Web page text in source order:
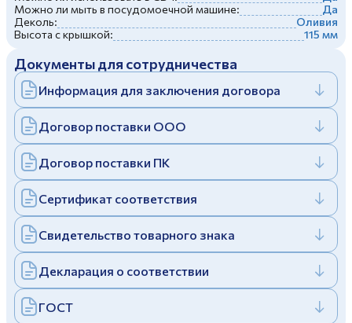
Заполняя и отправляя форму, вы соглашаетесь
c
Заполняя и отправляя форму, вы соглашаетесь
cполитикой конфиденциальности
Дулевский фарфоровый завод ©
Можно ли мыть в посудомоечной машине:
Да
Деколь:
Оливия
Высота с крышкой:
115 мм
Документы для сотрудничества
Информация для заключения договора
Договор поставки ООО
Договор поставки ПК
Сертификат соответствия
Свидетельство товарного знака
Декларация о соответствии
ГОСТ